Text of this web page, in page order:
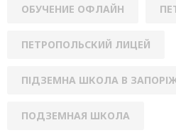
ОБУЧЕНИЕ ОФЛАЙН
ПЕТРОПОЛЬСКИЙ ЛИЦЕЙ
ПІДЗЕМНА ШКОЛА В
ПОДЗЕМНАЯ ШКОЛА